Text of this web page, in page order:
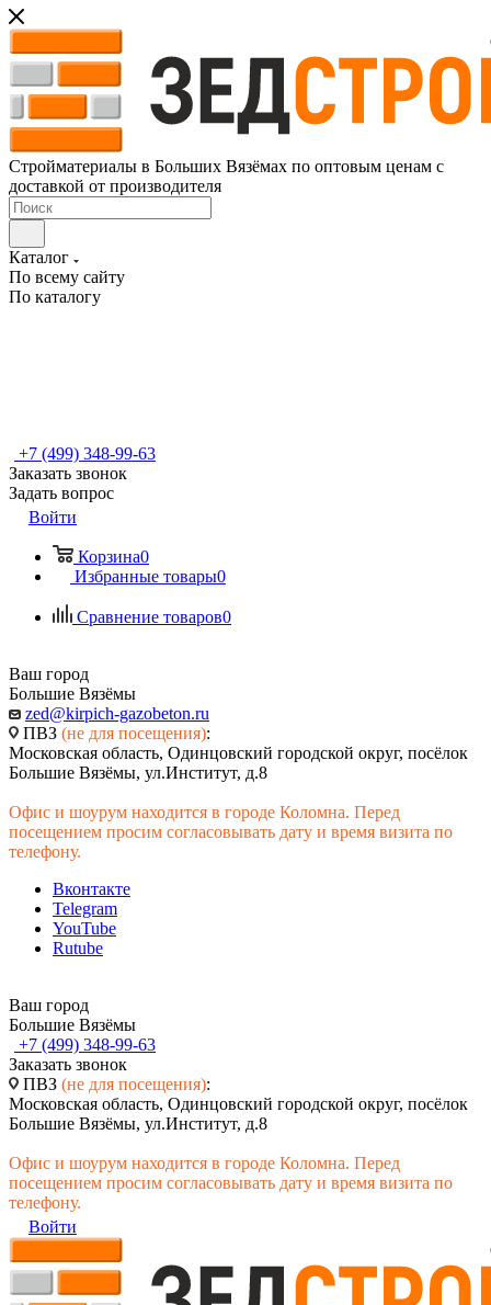
Стройматериалы в Больших Вязёмах по оптовым ценам с
доставкой от производителя
Каталог
По всему сайту
По каталогу
+7 (499) 348-99-63
Заказать звонок
Задать вопрос
Войти
Корзина0
Избранные товары0
Сравнение товаров0
Ваш город
Большие Вязёмы
zed@kirpich-gazobeton.ru
ПВЗ (не для посещения):
Московская область, Одинцовский городской округ, посёлок
Большие Вязёмы, ул.Институт, д.8
Офис и шоурум находится в городе Коломна. Перед
посещением просим согласовывать дату и время визита по
телефону.
Вконтакте
Telegram
YouTube
Rutube
Ваш город
Большие Вязёмы
+7 (499) 348-99-63
Заказать звонок
ПВЗ (не для посещения):
Московская область, Одинцовский городской округ, посёлок
Большие Вязёмы, ул.Институт, д.8
Офис и шоурум находится в городе Коломна. Перед
посещением просим согласовывать дату и время визита по
телефону.
Войти